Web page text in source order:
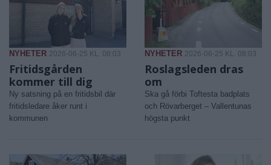
NYHETER 2026-06-25 KL. 08:03
Fritidsgården
kommer till dig
Ny satsning på en fritidsbil där
fritidsledare åker runt i
kommunen
NYHETER 2026-06-25 KL. 08:03
Roslagsleden dras
om
Ska gå förbi Toftesta badplats
och Rövarberget – Vallentunas
högsta punkt